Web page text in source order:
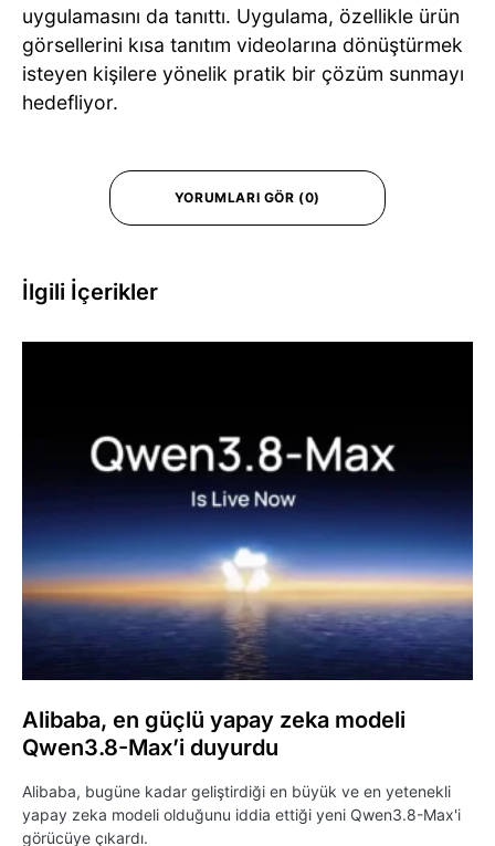
uygulamasını da tanıttı. Uygulama, özellikle ürün
görsellerini kısa tanıtım videolarına dönüştürmek
isteyen kişilere yönelik pratik bir çözüm sunmayı
hedefliyor.
YORUMLARI GÖR (0)
İlgili İçerikler
Alibaba, en güçlü yapay zeka modeli
Qwen3.8-Max’i duyurdu
Alibaba, bugüne kadar geliştirdiği en büyük ve en yetenekli
yapay zeka modeli olduğunu iddia ettiği yeni Qwen3.8-Max'i
görücüye çıkardı.